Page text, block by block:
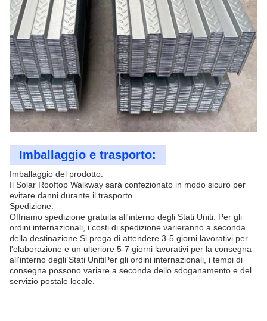
Imballaggio e trasporto:
Imballaggio del prodotto:
Il Solar Rooftop Walkway sarà confezionato in modo sicuro per
evitare danni durante il trasporto.
Spedizione:
Offriamo spedizione gratuita all'interno degli Stati Uniti. Per gli
ordini internazionali, i costi di spedizione varieranno a seconda
della destinazione.Si prega di attendere 3-5 giorni lavorativi per
l'elaborazione e un ulteriore 5-7 giorni lavorativi per la consegna
all'interno degli Stati UnitiPer gli ordini internazionali, i tempi di
consegna possono variare a seconda dello sdoganamento e del
servizio postale locale.